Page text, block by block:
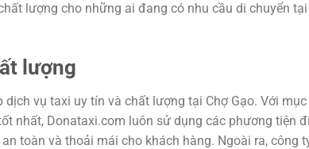
lượng cho những ai đang có nhu cầu di chuyển tại
lượng
vụ taxi uy tín và chất lượng tại Chợ Gạo. Với mục
nhất, Donataxi.com luôn sử dụng các phương tiện
toàn và thoải mái cho khách hàng. Ngoài ra, công